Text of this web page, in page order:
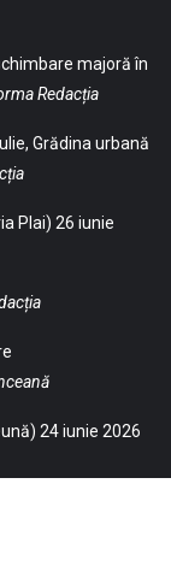
majoră în
Redacția
Grădina urbană
Plai) 26 iunie
24 iunie 2026